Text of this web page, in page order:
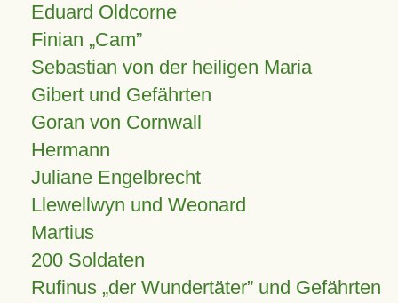
Eduard Oldcorne
Finian Cam
Sebastian von der heiligen Maria
Gibert und Gefährten
Goran von Cornwall
Hermann
Juliane Engelbrecht
Llewellwyn und Weonard
Martius
200 Soldaten
Rufinus „der Wundertäter” und Gefährten